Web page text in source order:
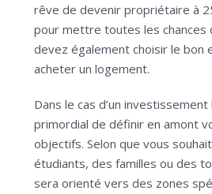
rêve de devenir propriétaire à
pour mettre toutes les chances
devez également choisir le bon
acheter un logement.
Dans le cas d’un
primordial de définir en amont
objectifs. Selon que vous
étudiants, des familles ou des
sera orienté vers des zones